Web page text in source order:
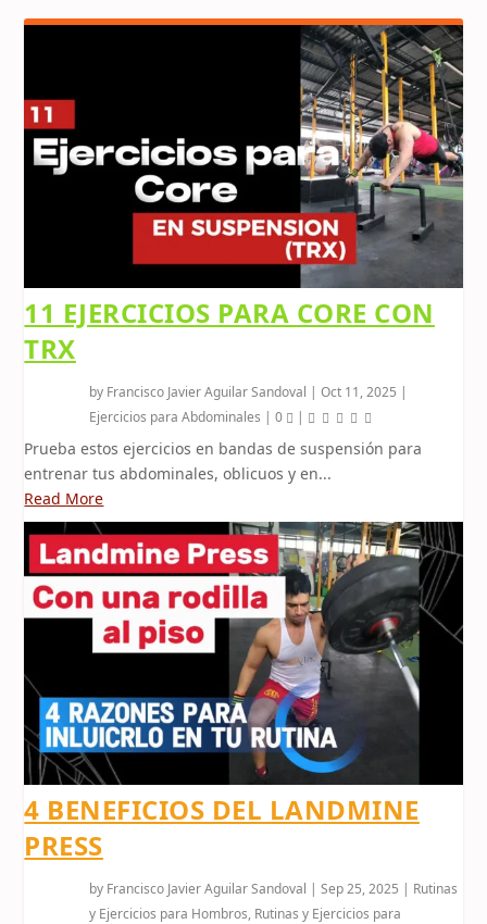
11 EJERCICIOS PARA CORE CON
TRX
by Francisco Javier Aguilar Sandoval |Oct 11, 2025 |
Ejercicios para Abdominales |0 |
Prueba estos ejercicios en bandas de suspensión para
entrenar tus abdominales, oblicuos y en...
Read More
4 BENEFICIOS DEL LANDMINE
PRESS
by Francisco Javier Aguilar Sandoval |Sep 25, 2025 | Rutinas
y Ejercicios para Hombros, Rutinas y Ejercicios para